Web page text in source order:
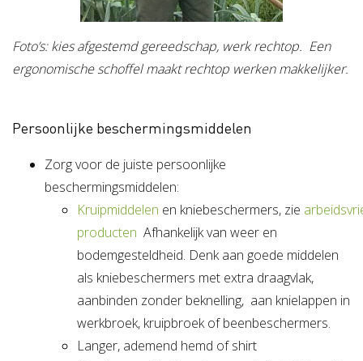
Foto’s: kies afgestemd gereedschap, werk rechtop. Een
ergonomische schoffel maakt rechtop werken makkelijker.
Persoonlijke beschermingsmiddelen
Zorg voor de juiste persoonlijke
beschermingsmiddelen:
Kruipmiddelen en kniebeschermers, zie
producten Afhankelijk van weer en
bodemgesteldheid. Denk aan goede middelen
als kniebeschermers met extra draagvlak,
aanbinden zonder beknelling, aan knielappen in
werkbroek, kruipbroek of beenbeschermers.
Langer, ademend hemd of shirt